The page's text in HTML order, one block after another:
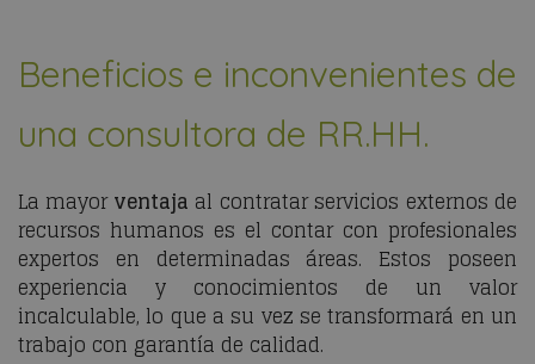
Beneficios e inconvenientes de
una consultora de RR.HH.
La mayorventaja al contratar servicios externos de
recursos humanos es el contar con profesionales
expertos en determinadas áreas. Estos poseen
experiencia y conocimientos de un valor
incalculable, lo que a su vez se transformará en un
trabajo con garantía de calidad.